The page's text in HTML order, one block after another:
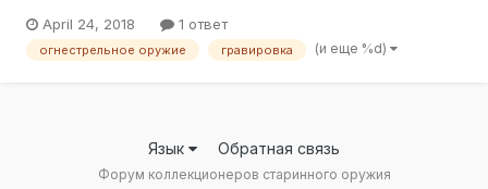
April 24, 2018
1 ответ
огнестрельное оружие гравировка (и еще %d)
Язык Обратная связь
Форум коллекционеров старинного оружия